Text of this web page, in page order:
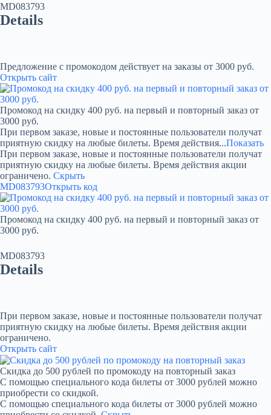
MD083793
Details
Предложение с промокодом действует на заказы от 3000 руб.
Открыть сайт
Промокод на скидку 400 руб. на первый и повторный заказ от
3000 руб.
При первом заказе, новые и постоянные пользователи получат
приятную скидку на любые билеты. Время действия...Показать
При первом заказе, новые и постоянные пользователи получат
приятную скидку на любые билеты. Время действия акции
ограничено. Скрыть
MD083793Открыть код
Промокод на скидку 400 руб. на первый и повторный заказ от
3000 руб.
MD083793
Details
При первом заказе, новые и постоянные пользователи получат
приятную скидку на любые билеты. Время действия акции
ограничено.
Открыть сайт
Скидка до 500 рублей по промокоду на повторный заказ
С помощью специального кода билеты от 3000 рублей можно
приобрести со скидкой.
С помощью специального кода билеты от 3000 рублей можно